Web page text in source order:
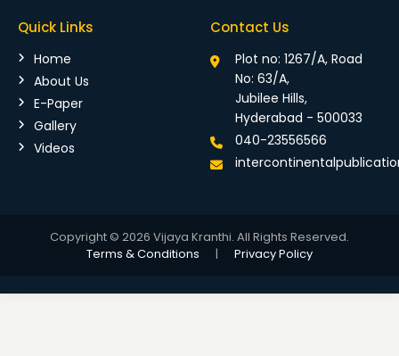
Quick Links
Home
About Us
E-Paper
Gallery
Videos
Contact Us
Plot no: 1267/A, Road
No: 63/A,
Jubilee Hills,
Hyderabad - 500033
040-23556566
Copyright © 2026 Vijaya Kranthi. All Rights Reserved.
Terms & Conditions
| Privacy Policy